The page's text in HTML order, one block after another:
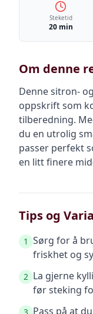
Steketid
20 min
Om denne
Denne sitron-
oppskrift som
tilberedning.
du en utrolig
passer perfekt
en litt finere
Tips og
1 Sørg for å
friskhet og
2 La gjerne
før steking
Pass på at